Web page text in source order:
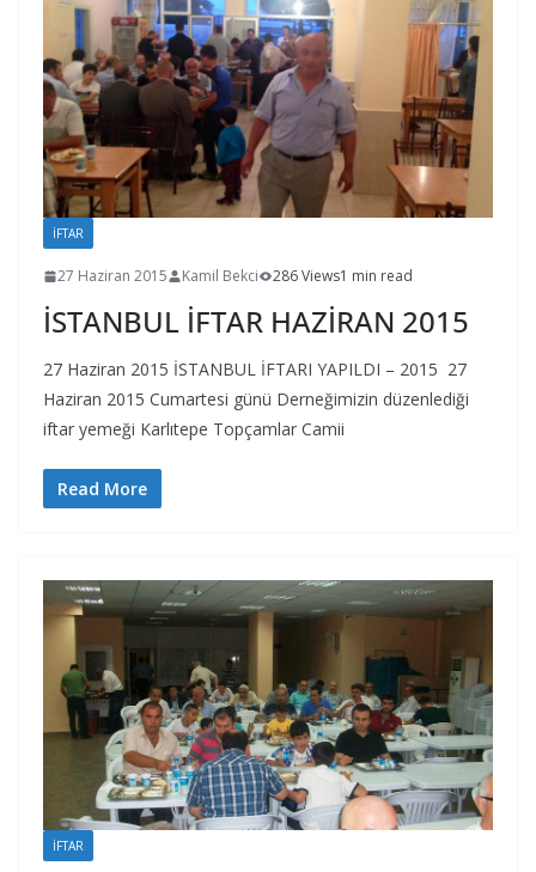
İFTAR
27 Haziran 2015 Kamil Bekci 286 Views1 min read
İSTANBUL İFTAR HAZİRAN 2015
27 Haziran 2015 İSTANBUL İFTARI YAPILDI – 2015 27
Haziran 2015 Cumartesi günü Derneğimizin düzenlediği
iftar yemeği Karlıtepe Topçamlar Camii
Read More
İFTAR